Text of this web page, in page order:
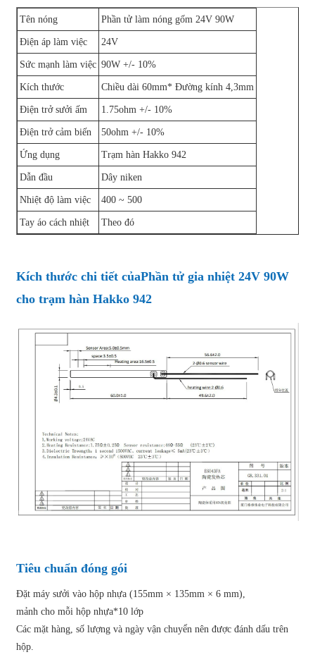
Tên nóng Phần tử làm nóng gốm 24V 90W
Điện áp làm việc 24V
Sức mạnh làm việc 90W +/- 10%
Kích thước Chiều dài 60mm* Đường kính 4,3mm
Điện trở sưởi ấm 1.75ohm +/- 10%
Điện trở cảm biến 50ohm +/- 10%
Ứng dụng Trạm hàn Hakko 942
Dẫn đầu Dây niken
Nhiệt độ làm việc 400 ~ 500
Tay áo cách nhiệt Theo đó
Kích thước chi tiết củaPhần tử gia nhiệt 24V 90W
cho trạm hàn Hakko 942
Tiêu chuẩn đóng gói
Đặt máy sưởi vào hộp nhựa (155mm × 135mm × 6 mm),
mảnh cho mỗi hộp nhựa*10 lớp
Các mặt hàng, số lượng và ngày vận chuyển nên được đánh dấu trên
hộp.